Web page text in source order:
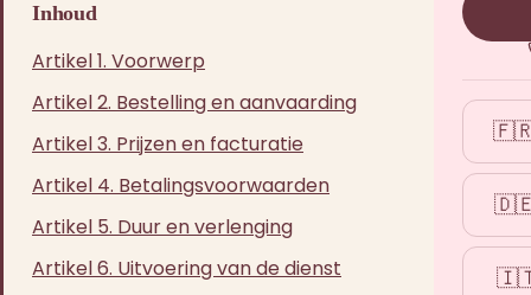
Inhoud
Artikel 1. Voorwerp
Artikel 2. Bestelling en aanvaarding
Artikel 3. Prijzen en facturatie
Artikel 4. Betalingsvoorwaarden
Artikel 5. Duur en verlenging
Artikel 6. Uitvoering van de dienst